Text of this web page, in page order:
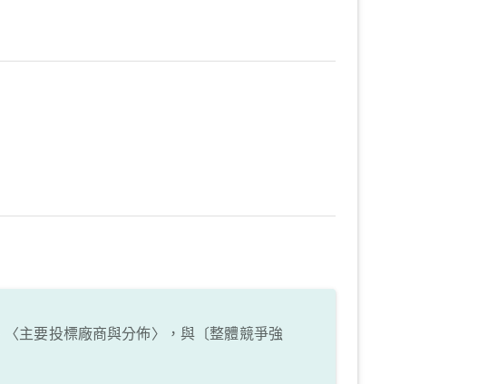
主要投標廠商與分佈〉，與〔整體競爭強